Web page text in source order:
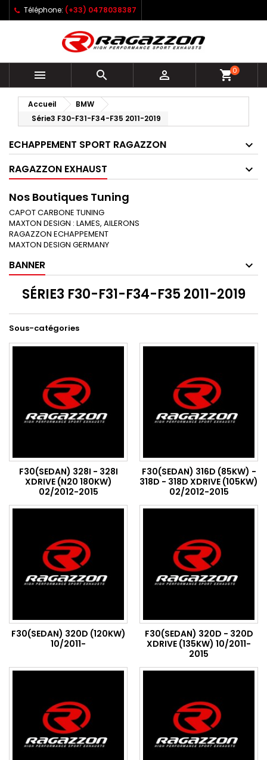
Téléphone: (+33) 0478038387
   shopping_cart0
Accueil
BMW
Série3 F30-F31-F34-F35 2011-2019
ECHAPPEMENT SPORT RAGAZZON
RAGAZZON EXHAUST
Nos Boutiques Tuning
CAPOT CARBONE TUNING
MAXTON DESIGN : LAMES, AILERONS
RAGAZZON ECHAPPEMENT
MAXTON DESIGN GERMANY
BANNER
SÉRIE3 F30-F31-F34-F35 2011-2019
Sous-catégories
F30(SEDAN) 328I - 328I
XDRIVE (N20 180KW)
02/2012-2015
F30(SEDAN) 316D (85KW) -
318D - 318D XDRIVE (105KW)
02/2012-2015
F30(SEDAN) 320D (120KW)
10/2011-
F30(SEDAN) 320D - 320D
XDRIVE (135KW) 10/2011-
2015